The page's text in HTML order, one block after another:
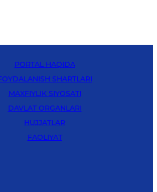
PORTAL HAQIDA
SHARTLARI
MAXFIYLIK SIYOSATI
DAVLAT ORGANLARI
HUJJATLAR
FAOLIYAT